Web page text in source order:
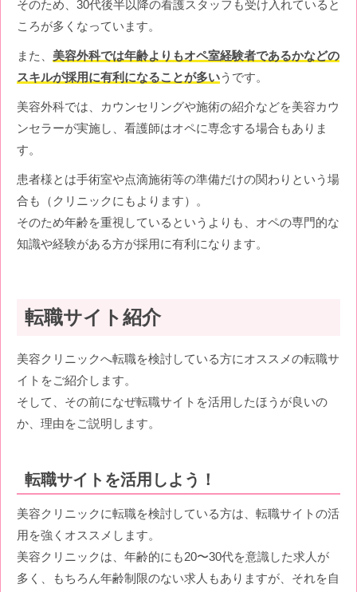
そのため、30代後半以降の看護スタッフも受け入れていると
ころが多くなっています。
また、 美容外科では年齢よりもオペ室経験者であるかなどの
スキルが採用に有利になることが多いうです。
美容外科では、カウンセリングや施術の紹介などを美容カウ
ンセラーが実施し、看護師はオペに専念する場合もありま
す。
患者様とは手術室や点滴施術等の準備だけの関わりという場
合も（クリニックにもよります）。
そのため年齢を重視しているというよりも、オペの専門的な
知識や経験がある方が採用に有利になります。
転職サイト紹介
美容クリニックへ転職を検討している方にオススメの転職サ
イトをご紹介します。
そして、その前になぜ転職サイトを活用したほうが良いの
か、理由をご説明します。
転職サイトを活用しよう！
美容クリニックに転職を検討している方は、転職サイトの活
用を強くオススメします。
美容クリニックは、年齢的にも20〜30代を意識した求人が
多く、もちろん年齢制限のない求人もありますが、それを自